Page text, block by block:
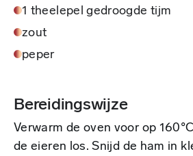
1 theelepel gedroogde tijm
zout
peper
Bereidingswijze
Verwarm de oven voor op
de eieren los. Snijd de ham in